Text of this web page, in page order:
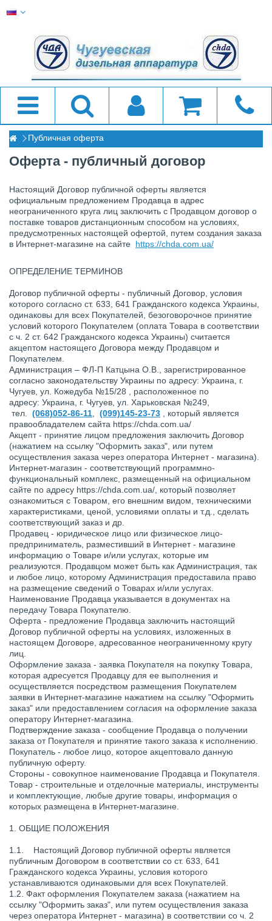
Публичная оферта
Оферта - публичный договор
Настоящий Договор публичной оферты является
официальным предложением Продавца в адрес
неограниченного круга лиц заключить с Продавцом договор о
поставке товаров дистанционным способом на условиях,
предусмотренных настоящей офертой, путем создания заказа
в Интернет-магазине на сайте https://chda.com.ua/
ОПРЕДЕЛЕНИЕ ТЕРМИНОВ
Договор публичной оферты - публичный Договор, условия
которого согласно ст. 633, 641 Гражданского кодекса Украины,
одинаковы для всех Покупателей, безоговорочное принятие
условий которого Покупателем (оплата Товара в соответствии
с ч. 2 ст. 642 Гражданского кодекса Украины) считается
акцептом настоящего Договора между Продавцом и
Покупателем.
Администрация – ФЛ-П Катцына О.В., зарегистрированное
согласно законодательству Украины по адресу: Украина, г.
Чугуев, ул. Кожедуба №15/28 , расположенное по
адресу: Украина, г. Чугуев, ул. Харьковская №249,
тел (068)052-86-11 (099)145-23-73 , который является
правообладателем сайта https://chda.com.ua/
Акцепт- принятие лицом предложения заключить Договор
(нажатием на ссылку "Оформить заказ", или путем
осуществления заказа через оператора Интернет - магазина).
Интернет-магазин - соответствующий программно-
функциональный комплекс, размещенный на официальном
сайте по адресу https://chda.com.ua/ , который позволяет
ознакомиться с Товаром, его внешним видом, техническими
характеристиками, ценой, условиями оплаты и т.д., сделать
соответствующий заказ и др.
Продавец - юридическое лицо или физическое лицо-
предприниматель, разместивший в Интернет - магазине
информацию о Товаре и/или услугах, которые им
реализуются. Продавцом может быть как Администрация, так
и любое лицо, которому Администрация предоставила право
на размещение сведений о Товарах и/или услугах.
Наименование Продавца указывается в документах на
передачу Товара Покупателю.
Оферта - предложение Продавца заключить настоящий
Договор публичной оферты на условиях, изложенных в
настоящем Договоре, адресованное неограниченному кругу
лиц.
Оформление заказа - заявка Покупателя на покупку Товара,
которая адресуется Продавцу для ее выполнения и
осуществляется посредством размещения Покупателем
заявки в Интернет-магазине нажатием на ссылку "Оформить
заказ" или предоставлением согласия на оформление заказа
оператору Интернет-магазина.
Подтверждение заказа - сообщение Продавца о получении
заказа от Покупателя и принятие такого заказа к исполнению.
Покупатель - любое лицо, которое акцептовало данную
публичную оферту.
Стороны - совокупное наименование Продавца и Покупателя.
Товар - строительные и отделочные материалы, инструменты
и комплектующие, любые другие товары, информация о
которых размещена в Интернет-магазине.
1. ОБЩИЕ ПОЛОЖЕНИЯ
1.1. Настоящий Договор публичной оферты является
публичным Договором в соответствии со ст. 633, 641
Гражданского кодекса Украины, условия которого
устанавливаются одинаковыми для всех Покупателей.
1.2. Факт оформления Покупателем заказа (нажатием на
ссылку "Оформить заказ", или путем осуществления заказа
через оператора Интернет - магазина) в соответствии со ч. 2